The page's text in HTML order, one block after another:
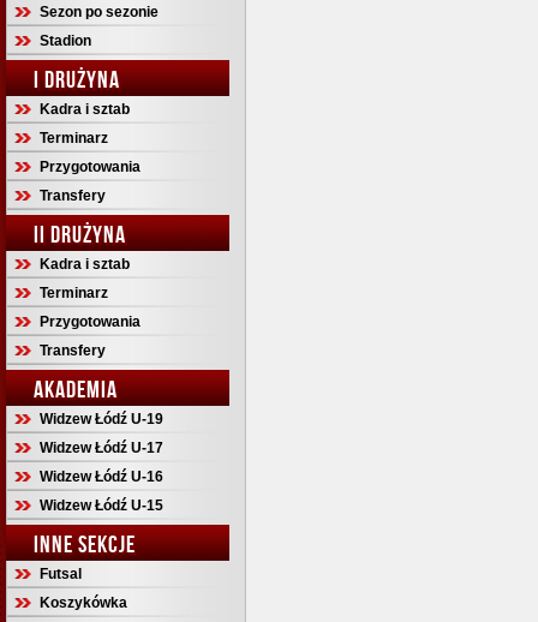
Sezon po sezonie
Stadion
I DRUŻYNA
Kadra i sztab
Terminarz
Przygotowania
Transfery
II DRUŻYNA
Kadra i sztab
Terminarz
Przygotowania
Transfery
AKADEMIA
Widzew Łódź U-19
Widzew Łódź U-17
Widzew Łódź U-16
Widzew Łódź U-15
INNE SEKCJE
Futsal
Koszykówka